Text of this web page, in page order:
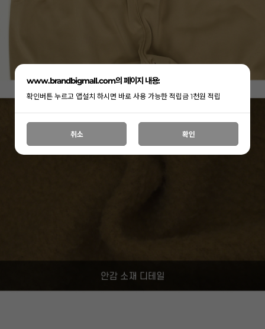
www.brandbigmall.com의 페이지 내용:
확인버튼 누르고 앱설치 하시면 바로 사용 가능한 적립금 1천원 적립
취소 확인